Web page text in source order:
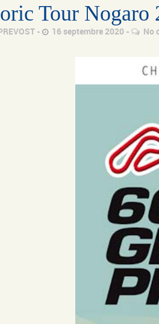
Tour Nogaro
16 septembre 2020 No